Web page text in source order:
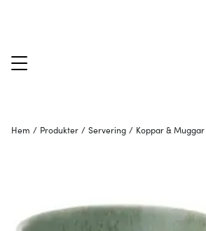
Hem / Produkter / Servering / Koppar & Muggar